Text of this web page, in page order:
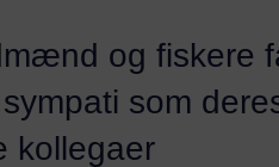
og fiskere
som
kollegaer